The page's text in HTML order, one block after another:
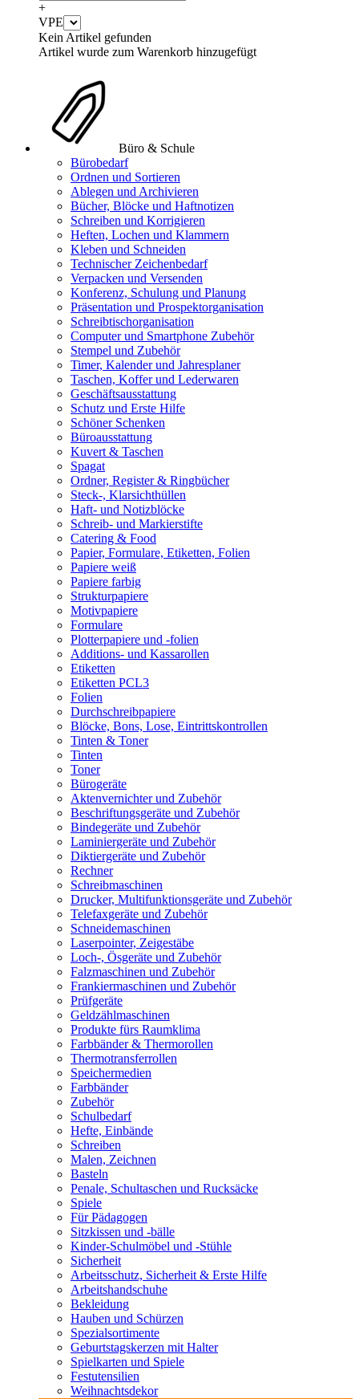
+
VPE
Kein Artikel gefunden
Artikel wurde zum Warenkorb hinzugefügt
Büro & Schule
Bürobedarf
Ordnen und Sortieren
Ablegen und Archivieren
Bücher, Blöcke und Haftnotizen
Schreiben und Korrigieren
Heften, Lochen und Klammern
Kleben und Schneiden
Technischer Zeichenbedarf
Verpacken und Versenden
Konferenz, Schulung und Planung
Präsentation und Prospektorganisation
Schreibtischorganisation
Computer und Smartphone Zubehör
Stempel und Zubehör
Timer, Kalender und Jahresplaner
Taschen, Koffer und Lederwaren
Geschäftsausstattung
Schutz und Erste Hilfe
Schöner Schenken
Büroausstattung
Kuvert & Taschen
Spagat
Ordner, Register & Ringbücher
Steck-, Klarsichthüllen
Haft- und Notizblöcke
Schreib- und Markierstifte
Catering & Food
Papier, Formulare, Etiketten, Folien
Papiere weiß
Papiere farbig
Strukturpapiere
Motivpapiere
Formulare
Plotterpapiere und -folien
Additions- und Kassarollen
Etiketten
Etiketten PCL3
Folien
Durchschreibpapiere
Blöcke, Bons, Lose, Eintrittskontrollen
Tinten & Toner
Tinten
Toner
Bürogeräte
Aktenvernichter und Zubehör
Beschriftungsgeräte und Zubehör
Bindegeräte und Zubehör
Laminiergeräte und Zubehör
Diktiergeräte und Zubehör
Rechner
Schreibmaschinen
Drucker, Multifunktionsgeräte und Zubehör
Telefaxgeräte und Zubehör
Schneidemaschinen
Laserpointer, Zeigestäbe
Loch-, Ösgeräte und Zubehör
Falzmaschinen und Zubehör
Frankiermaschinen und Zubehör
Prüfgeräte
Geldzählmaschinen
Produkte fürs Raumklima
Farbbänder & Thermorollen
Thermotransferrollen
Speichermedien
Farbbänder
Zubehör
Schulbedarf
Hefte, Einbände
Schreiben
Malen, Zeichnen
Basteln
Penale, Schultaschen und Rucksäcke
Spiele
Für Pädagogen
Sitzkissen und -bälle
Kinder-Schulmöbel und -Stühle
Sicherheit
Arbeitsschutz, Sicherheit & Erste Hilfe
Arbeitshandschuhe
Bekleidung
Hauben und Schürzen
Spezialsortimente
Geburtstagskerzen mit Halter
Spielkarten und Spiele
Festutensilien
Weihnachtsdekor